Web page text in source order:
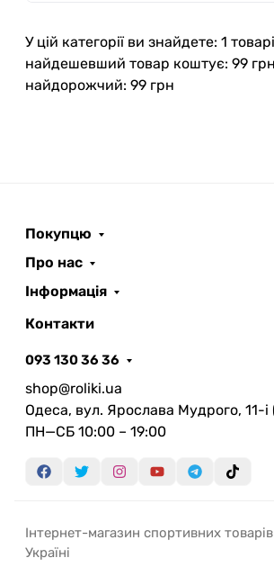
У цій категорії ви знайдете: 1
найдешевший товар коштує: 99
найдорожчий: 99 грн
Покупцю
Про нас
Інформація
Контакти
093 130 36 36
shop@roliki.ua
Одеса, вул. Ярослава Мудрого, 11-i
ПН—СБ 10:00 – 19:00
Інтернет-магазин спортивних
Україні